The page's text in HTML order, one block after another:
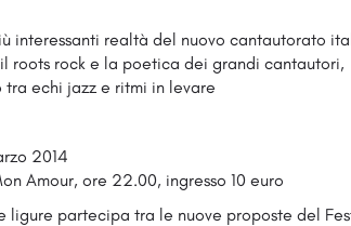
interessanti realtà del nuovo cantautorato
roots rock e la poetica dei grandi cantautori,
echi jazz e ritmi in levare
2014
Amour, ore 22.00, ingresso 10 euro
ligure partecipa tra le nuove proposte del